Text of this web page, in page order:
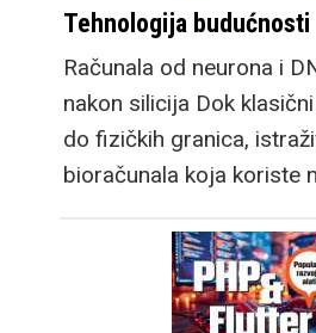
Tehnologija budućnosti
Računala od neurona i
nakon silicija Dok
do fizičkih granica,
bioračunala koja koriste